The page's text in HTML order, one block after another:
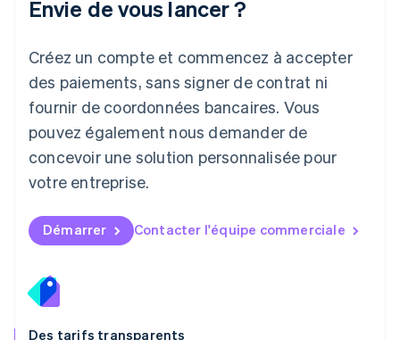
Envie de vous lancer ?
Créez un compte et commencez à accepter
des paiements, sans signer de contrat ni
fournir de coordonnées bancaires. Vous
pouvez également nous demander de
concevoir une solution personnalisée pour
votre entreprise.
Démarrer Contacter l'équipe commerciale
Des tarifs transparents
Deutsch English
Luxembourg
FrançaisDeutsch English
Malaisie
English 简体中文
Malte
English
EspañolEnglish
English
Nouvelle-Zélande
Pays-Bas
Nederlands
English